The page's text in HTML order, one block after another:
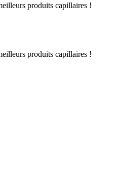
produits capillaires !
produits capillaires !